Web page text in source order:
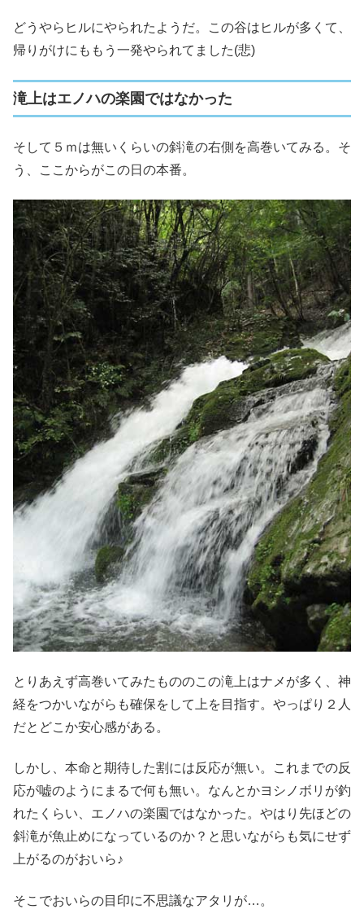
どうやらヒルにやられたようだ。この谷はヒルが多くて、
帰りがけにももう一発やられてました(悲)
滝上はエノハの楽園ではなかった
そして５ｍは無いくらいの斜滝の右側を高巻いてみる。そ
う、ここからがこの日の本番。
とりあえず高巻いてみたもののこの滝上はナメが多く、神
経をつかいながらも確保をして上を目指す。やっぱり２人
だとどこか安心感がある。
しかし、本命と期待した割には反応が無い。これまでの反
応が嘘のようにまるで何も無い。なんとかヨシノボリが釣
れたくらい、エノハの楽園ではなかった。やはり先ほどの
斜滝が魚止めになっているのか？と思いながらも気にせず
上がるのがおいら♪
そこでおいらの目印に不思議なアタリが…。